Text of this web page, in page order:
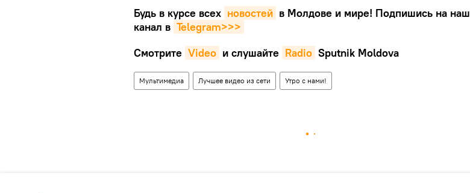
Будь в курсе всех новостей в Молдове и мире! Подпишись на наш
канал в Telegram>>>
Смотрите Video и слушайте Radio Sputnik Moldova
Мультимедиа Лучшее видео из сети Утро с нами!